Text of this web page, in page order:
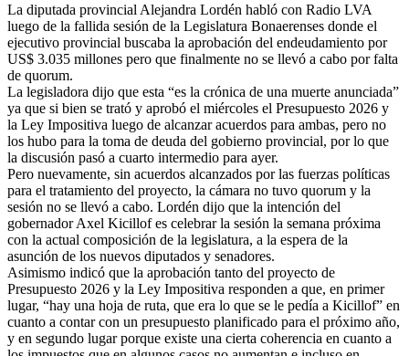
La diputada provincial Alejandra Lordén habló con Radio LVA
luego de la fallida sesión de la Legislatura Bonaerenses donde el
ejecutivo provincial buscaba la aprobación del endeudamiento por
US$ 3.035 millones pero que finalmente no se llevó a cabo por falta
de quorum.
La legisladora dijo que esta “es la crónica de una muerte anunciada”
ya que si bien se trató y aprobó el miércoles el Presupuesto 2026 y
la Ley Impositiva luego de alcanzar acuerdos para ambas, pero no
los hubo para la toma de deuda del gobierno provincial, por lo que
la discusión pasó a cuarto intermedio para ayer.
Pero nuevamente, sin acuerdos alcanzados por las fuerzas políticas
para el tratamiento del proyecto, la cámara no tuvo quorum y la
sesión no se llevó a cabo. Lordén dijo que la intención del
gobernador Axel Kicillof es celebrar la sesión la semana próxima
con la actual composición de la legislatura, a la espera de la
asunción de los nuevos diputados y senadores.
Asimismo indicó que la aprobación tanto del proyecto de
Presupuesto 2026 y la Ley Impositiva responden a que, en primer
lugar, “hay una hoja de ruta, que era lo que se le pedía a Kicillof” en
cuanto a contar con un presupuesto planificado para el próximo año,
y en segundo lugar porque existe una cierta coherencia en cuanto a